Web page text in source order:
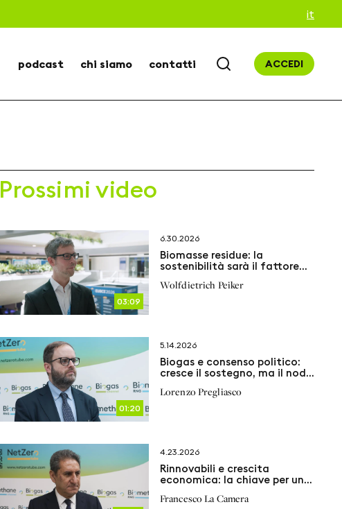
it
podcast chi siamo contatti ACCEDI
Prossimi video
03:09
6.30.2026
Biomasse residue: la
sostenibilità sarà il fattore
Wolfdietrich Peiker
01:20
5.14.2026
Biogas e consenso politico:
cresce il sostegno, ma il nodo
territori
Lorenzo Pregliasco
4.23.2026
Rinnovabili e crescita
economica: la chiave per un
Francesco La Camera